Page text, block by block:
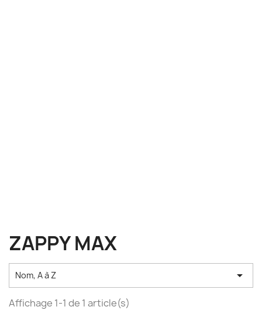
ZAPPY MAX
Nom, A à Z 
Affichage 1-1 de 1 article(s)